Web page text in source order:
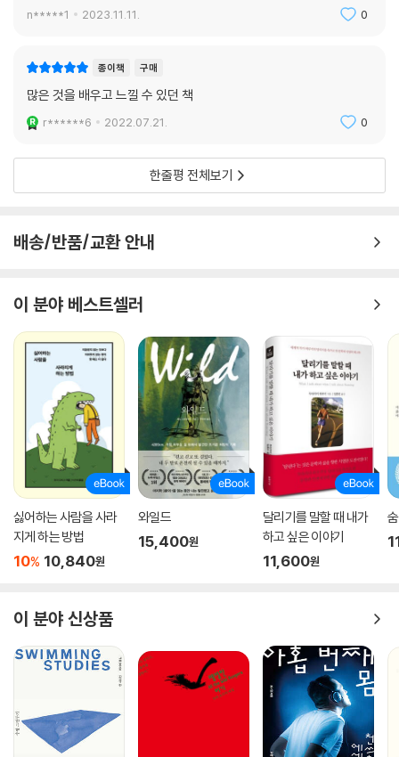
망연자실한 상실 앞에 우리는 한없이 자신을 탓하게 된다. 집에 조금만 더
면? 여행을 가지 않았더라면? 그가 건강검진을 평소에 잘 받았더라면? 그
너무나 늦어버린 시간임에도 우리는 자꾸만 ‘만일’을 연발하게 된다. 그러
나 모든 것은 어쩔 수 없었다. 후회할 만큼 후회하고, 미워할 만큼 자신을
강조한다. 30분 동안 울어야 할 울음을 20분 만에 그치지 말 것, 눈물이 전
부 빠져나오게 둘 것, 그리고 슬픔의 가장 밑바닥에까지 발을 디뎌볼 것. 배
통곡의 눈물은 다 쏟아내라고 한다.
완벽하고 후회 없이 산다는 것은 불가능하니 자기 자신을 용서하라고. 그
시간이 필요하고 그 시점은 모두 다르고 사랑하는 이를 향한 슬픔에 종결
은 결코 없다는 것. 다만 상실과 함께 살아가는 방법을 배워야 한다는 것이
다.
20세기 최고의 정신의학자 엘리자베스 퀴블러 로스,
그녀가 죽음 직전에 완성시킨 마지막 저서 〈상실 수업〉
중풍으로 9년간 마비된 몸으로 힘겹게 살아온 저자 엘리자베스 퀴블러 로
스는 가빠지는 숨과 점점 꺼져가는 생명의 기운을 느끼며, 수십 년간 손수
연구해왔던 죽음과 남겨짐에 대한 정신적 실천적 가르침인 〈상실 수업〉을
가까스로 완성할 수 있었다.
그녀는 사랑하는 이를 떠나보내 슬픔에 잠긴 이들에게 이렇게 말한다. 감
당 못할 만큼 신은 가혹하지 않다는 것, 절망 속에서 속히 빠져나오려고 너
무 애쓰지 말라는 것, 그러면서도 사랑하는 이를 잃게 됐을 때 느껴지는 분
수만 가지의 감정을 ‘제발 부인하지 말고 100퍼센트 드러내놓아라’고 한
가를 잃어가는 반복 속에 결국 완성되는 것이다. 그러고 나서 많은 시간이
지나면 이 모든 상실이 ‘끝남’의 의미가 아니라 ‘아직도 계속되는 삶’의 증
n*****1 2023.11.11. 0
종이책 구매
많은 것을 배우고 느낄 수 있던 책
r******6 2022.07.21. 0
한줄평 전체보기
배송/반품/교환 안내
이 분야 베스트셀러
싫어하는 사람을 사라
지게 하는 방법
10% 10,840원
와일드
15,400원
달리기를 말할 때 내가
하고 싶은 이야기
11,600원
이 분야 신상품